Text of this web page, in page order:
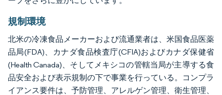
規制環境
北米の冷凍食品メーカーおよび流通業者は、米国食品医薬
品局(FDA)、カナダ食品検査庁(CFIA)およびカナダ保健省
(Health Canada)、そしてメキシコの管轄当局が主導する食
品安全および表示規制の下で事業を行っている。コンプラ
イアンス要件は、予防管理、アレルゲン管理、衛生管理、